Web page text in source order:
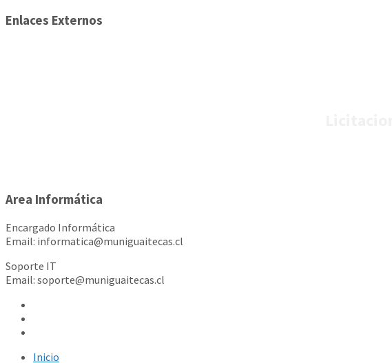
Enlaces Externos
Area Informática
Encargado Informática
Email: informatica@muniguaitecas.cl
Soporte IT
Email: soporte@muniguaitecas.cl
Inicio